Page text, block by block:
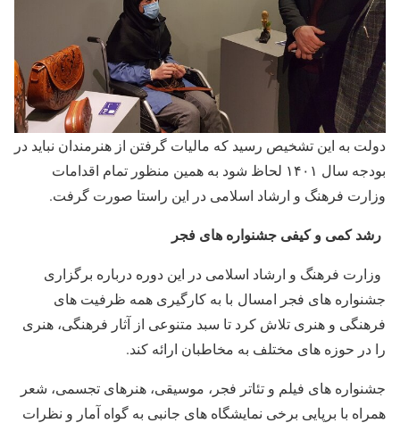
دولت به این تشخیص رسید که مالیات گرفتن از هنرمندان نباید در
بودجه سال ۱۴۰۱ لحاظ شود به همین منظور تمام اقدامات
وزارت فرهنگ و ارشاد اسلامی در این راستا صورت گرفت.
رشد کمی و کیفی جشنواره های فجر
وزارت فرهنگ و ارشاد اسلامی در این دوره درباره برگزاری
جشنواره های فجر امسال با به کارگیری همه ظرفیت های
فرهنگی و هنری تلاش کرد تا سبد متنوعی از آثار فرهنگی، هنری
را در حوزه های مختلف به مخاطبان ارائه کند.
جشنواره های فیلم و تئاتر فجر، موسیقی، هنرهای تجسمی، شعر
همراه با برپایی برخی نمایشگاه های جانبی به گواه آمار و نظرات